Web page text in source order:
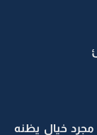
خيال يظنه